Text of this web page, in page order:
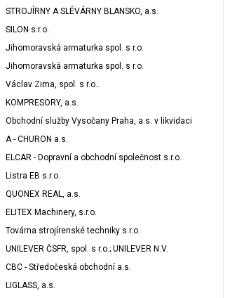
STROJÍRNY A SLÉVÁRNY BLANSKO, a.s.
SILON s.r.o.
Jihomoravská armaturka spol. s r.o.
Jihomoravská armaturka spol. s r.o.
Václav Zima, spol. s r.o..
KOMPRESORY, a.s.
Obchodní služby Vysočany Praha, a.s. v likvidaci
A - CHURON a.s.
ELCAR - Dopravní a obchodní společnost s.r.o.
Listra EB s.r.o.
QUONEX REAL, a.s.
ELITEX Machinery, s.r.o.
Továrna strojírenské techniky s.r.o.
UNILEVER ČSFR, spol. s r.o.; UNILEVER N.V.
CBC - Středočeská obchodní a.s.
LIGLASS, a.s.